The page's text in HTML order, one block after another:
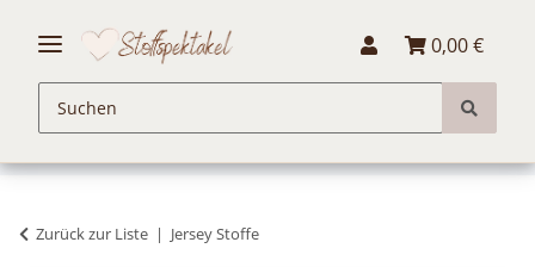
0,00 €
Zurück zur Liste Jersey Stoffe